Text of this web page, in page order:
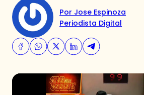
Por Jose Espinoza
Periodista Digital
Club De La Comedia